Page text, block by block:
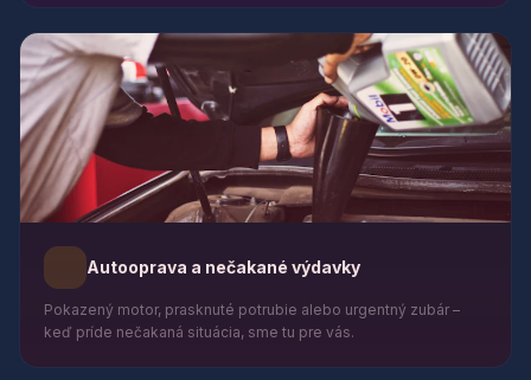
Autooprava a nečakané výdavky
Pokazený motor, prasknuté potrubie alebo urgentný zubár –
keď príde nečakaná situácia, sme tu pre vás.